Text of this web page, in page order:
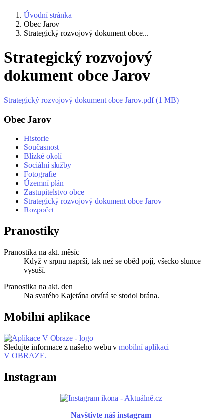
Úvodní stránka
Obec Jarov
Strategický rozvojový dokument obce...
Strategický rozvojový
dokument obce Jarov
Strategický rozvojový dokument obce Jarov.pdf (1 MB)
Obec Jarov
Historie
Současnost
Blízké okolí
Sociální služby
Fotografie
Územní plán
Zastupitelstvo obce
Strategický rozvojový dokument obce Jarov
Rozpočet
Pranostiky
Pranostika na akt. měsíc
Když v srpnu naprší, tak než se oběd pojí, všecko slunce
vysuší.
Pranostika na akt. den
Na svatého Kajetána otvírá se stodol brána.
Mobilní aplikace
Sledujte informace z našeho webu v mobilní aplikaci –
V OBRAZE.
Instagram
Navštivte náš instagram